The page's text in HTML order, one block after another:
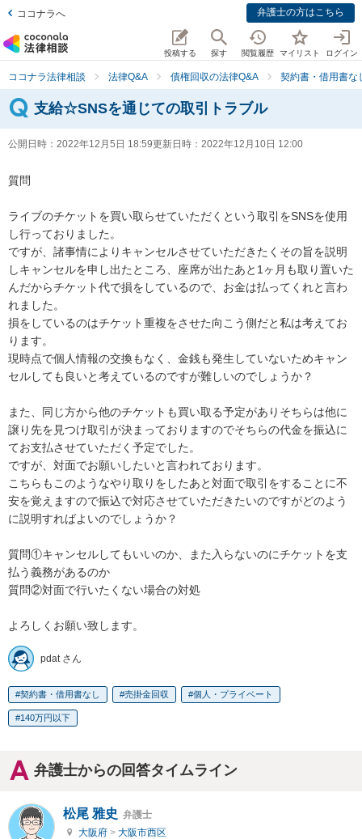
ココナラへ 弁護士の方はこちら
投稿する 探す 閲覧履歴 マイリスト ログイン
ココナラ法律相談 法律Q&A 債権回収の法律Q&A 契約書・借用書な
支給☆SNSを通じての取引トラブル
公開日時： 2022年12月5日 18:59更新日時： 2022年12月10日 12:00
質問
ライブのチケットを買い取らせていただくという取引をSNSを使用
し行っておりました。
ですが、諸事情によりキャンセルさせていただきたくその旨を説明
しキャンセルを申し出たところ、座席が出たあと1ヶ月も取り置いた
んだからチケット代で損をしているので、お金は払ってくれと言わ
れました。
損をしているのはチケット重複をさせた向こう側だと私は考えてお
ります。
現時点で個人情報の交換もなく、金銭も発生していないためキャン
セルしても良いと考えているのですが難しいのでしょうか？
また、同じ方から他のチケットも買い取る予定がありそちらは他に
譲り先を見つけ取引が決まっておりますのでそちらの代金を振込に
てお支払させていただく予定でした。
ですが、対面でお願いしたいと言われております。
こちらもこのようなやり取りをしたあと対面で取引をすることに不
安を覚えますので振込で対応させていただきたいのですがどのよう
に説明すればよいのでしょうか？
質問①キャンセルしてもいいのか、また入らないのにチケットを支
払う義務があるのか
質問②対面で行いたくない場合の対処
よろしくお願い致します。
pdat さん
契約書・借用書なし 売掛金回収 個人・プライベート
140万円以下
弁護士からの回答タイムライン
松尾 雅史 弁護士
大阪府 > 大阪市西区